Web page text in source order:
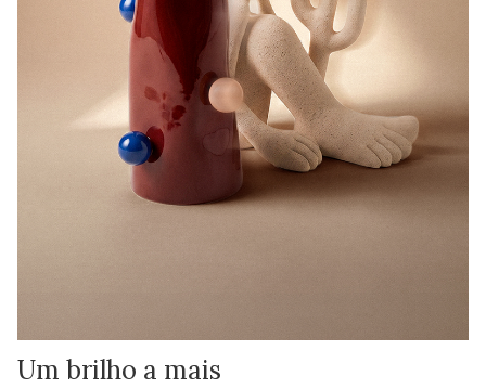
Um brilho a mais